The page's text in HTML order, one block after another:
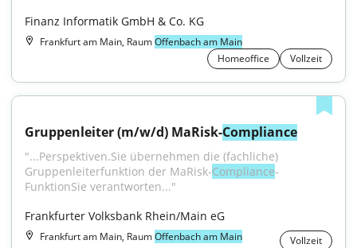
Finanz Informatik GmbH & Co. KG
Frankfurt am Main, RaumOffenbach am Main
Homeoffice
Vollzeit
Gruppenleiter (m/w/d) MaRisk-Compliance
"...Perspektiven.Sie übernehmen die (fachliche)
Gruppenleiterfunktion der MaRisk-Compliance-
FunktionSie verantworten..."
Frankfurter Volksbank Rhein/Main eG
Frankfurt am Main, RaumOffenbach am Main Vollzeit